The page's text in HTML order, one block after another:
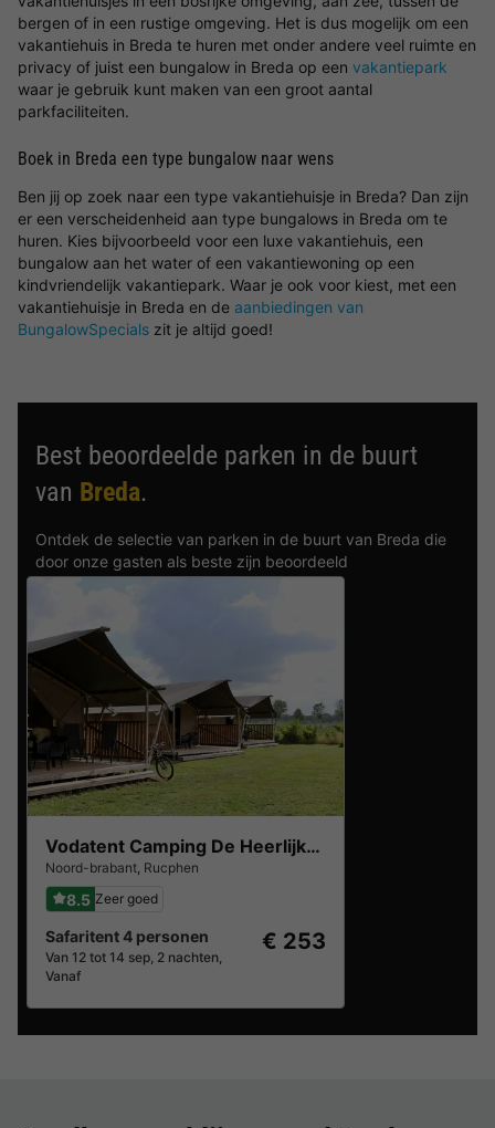
bergen of in een rustige omgeving. Het is dus mogelijk om een
vakantiehuis in Breda te huren met onder andere veel ruimte en
privacy of juist een bungalow in Breda op een vakantiepark
waar je gebruik kunt maken van een groot aantal
parkfaciliteiten.
Boek in Breda een type bungalow naar wens
Ben jij op zoek naar een type vakantiehuisje in Breda? Dan zijn
er een verscheidenheid aan type bungalows in Breda om te
huren. Kies bijvoorbeeld voor een luxe vakantiehuis, een
bungalow aan het water of een vakantiewoning op een
kindvriendelijk vakantiepark. Waar je ook voor kiest, met een
vakantiehuisje in Breda en de aanbiedingen van
BungalowSpecials zit je altijd goed!
Best beoordeelde parken in de buurt
van Breda.
Ontdek de selectie van parken in de buurt van Breda die
door onze gasten als beste zijn beoordeeld
Vodatent Camping De Heerlijkheid Vorenseinde
Noord-brabant, Rucphen
8.5 Zeer goed
Safaritent 4 personen
Van 12 tot 14 sep, 2 nachten,
Vanaf
€ 253